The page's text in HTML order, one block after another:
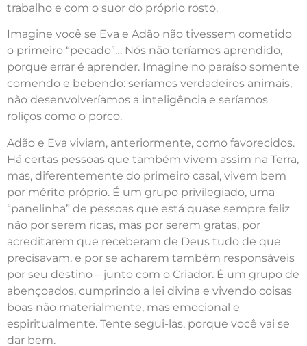
trabalho e com o suor do próprio rosto.
Imagine você se Eva e Adão não tivessem cometido
o primeiro “pecado”… Nós não teríamos aprendido,
porque errar é aprender. Imagine no paraíso somente
comendo e bebendo: seríamos verdadeiros animais,
não desenvolveríamos a inteligência e seríamos
roliços como o porco.
Adão e Eva viviam, anteriormente, como favorecidos.
Há certas pessoas que também vivem assim na Terra,
mas, diferentemente do primeiro casal, vivem bem
por mérito próprio. É um grupo privilegiado, uma
“panelinha” de pessoas que está quase sempre feliz
não por serem ricas, mas por serem gratas, por
acreditarem que receberam de Deus tudo de que
precisavam, e por se acharem também responsáveis
por seu destino – junto com o Criador. É um grupo de
abençoados, cumprindo a lei divina e vivendo coisas
boas não materialmente, mas emocional e
espiritualmente. Tente segui-las, porque você vai se
dar bem.